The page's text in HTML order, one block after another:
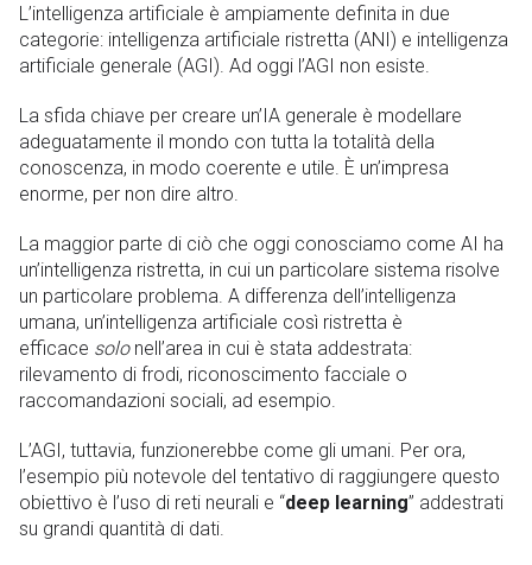
L’intelligenza artificiale è ampiamente definita in due
categorie: intelligenza artificiale ristretta (ANI) e intelligenza
artificiale generale (AGI). Ad oggi l’AGI non esiste.
La sfida chiave per creare un’IA generale è modellare
adeguatamente il mondo con tutta la totalità della
conoscenza, in modo coerente e utile. È un’impresa
enorme, per non dire altro.
La maggior parte di ciò che oggi conosciamo come AI ha
un’intelligenza ristretta, in cui un particolare sistema risolve
un particolare problema. A differenza dell’intelligenza
umana, un’intelligenza artificiale così ristretta è
efficace solonell’area in cui è stata addestrata:
rilevamento di frodi, riconoscimento facciale o
raccomandazioni sociali, ad esempio.
L’AGI, tuttavia, funzionerebbe come gli umani. Per ora,
l’esempio più notevole del tentativo di raggiungere questo
obiettivo è l’uso di reti neurali e “deep learning” addestrati
su grandi quantità di dati.